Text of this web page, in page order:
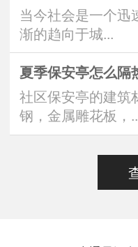
当今社会是一个迅
渐的趋向于城...
夏季保安亭怎么隔
社区保安亭的建筑
钢，金属雕花板，